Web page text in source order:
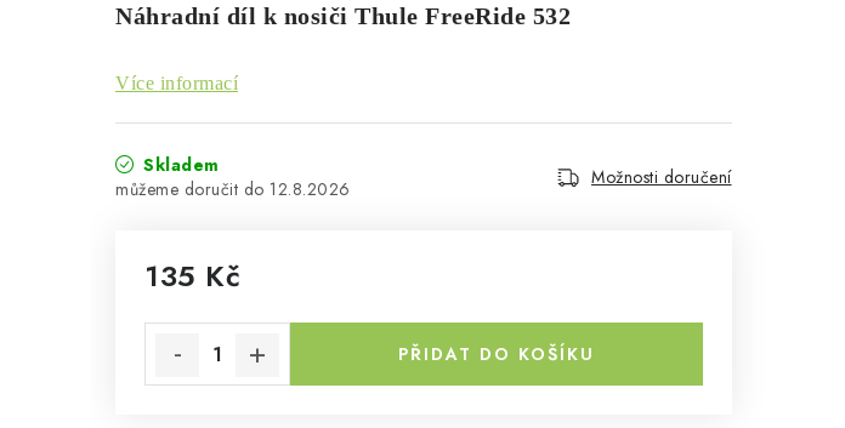
Náhradní díl k nosiči Thule FreeRide 532
Více informací
Skladem
12.8.2026
Možnosti doručení
135 Kč
PŘIDAT DO KOŠÍKU